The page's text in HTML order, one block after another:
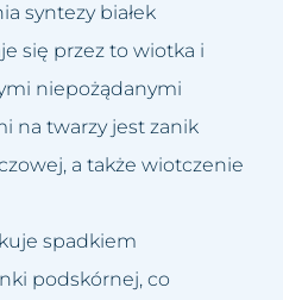
syntezy białek
się przez to wiotka i
niepożądanymi
na twarzy jest zanik
a także wiotczenie
spadkiem
podskórnej, co